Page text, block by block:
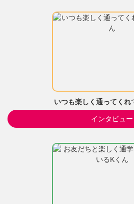
いつも楽しく通ってくれ
インタビュー